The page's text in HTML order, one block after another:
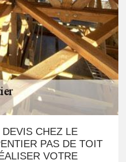
CHEZ LE
PAS DE TOIT
VOTRE